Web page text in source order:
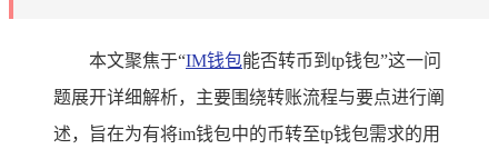
本文聚焦于“IM钱包能否转币到tp钱包”这一问
题展开详细解析，主要围绕转账流程与要点进行阐
述，旨在为有将im钱包中的币转至tp钱包需求的用